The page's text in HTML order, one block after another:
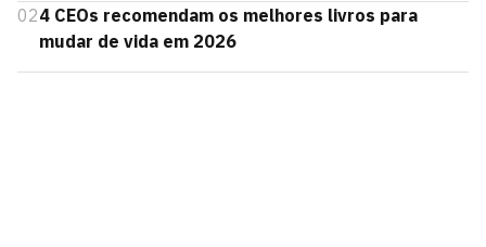
024 CEOs recomendam os melhores livros para
mudar de vida em 2026